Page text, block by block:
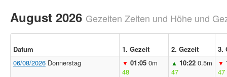
August 2026 Gezeiten Zeiten und Höhe und
Datum 1. Gezeit 2. Gezeit
3.
06/08/2026 Donnerstag ▼ 01:05 0m
48
▲ 10:22 0.5m
47
▼
47